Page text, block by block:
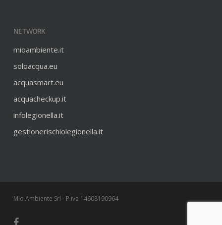
NETWORK
mioambiente.it
soloacqua.eu
acquasmart.eu
acquacheckup.it
infolegionella.it
gestionerischiolegionella.it
Mio Ambiente Srl - P.iva 14608190964
facebook